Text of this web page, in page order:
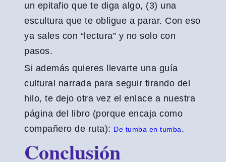
un epitafio que te diga algo, (3) una
escultura que te obligue a parar. Con eso
ya sales con “lectura” y no solo con
pasos.
Si además quieres llevarte una guía
cultural narrada para seguir tirando del
hilo, te dejo otra vez el enlace a nuestra
página del libro (porque encaja como
compañero de ruta): De tumba en tumba.
Conclusión